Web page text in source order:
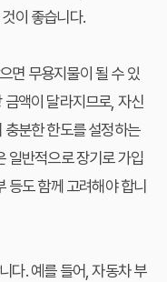
이 좋습니다.
면 무용지물이 될 수 있
금액이 달라지므로, 자신
충분한 한도를 설정하는
일반적으로 장기로 가입
등도 함께 고려해야 합니
다. 예를 들어, 자동차 부